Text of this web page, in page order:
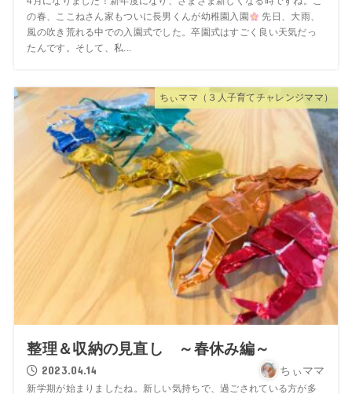
の春、ここねさん家もついに長男くんが幼稚園入園
先日、大雨、
風の吹き荒れる中での入園式でした。卒園式はすごく良い天気だっ
たんです。そして、私...
ちぃママ（３人子育てチャレンジママ）
整理＆収納の見直し ～春休み編～
2023.04.14 ちぃママ
新学期が始まりましたね。新しい気持ちで、過ごされている方が多